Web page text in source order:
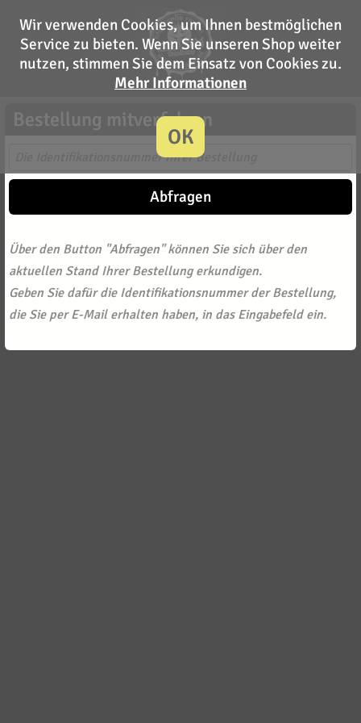
Bestellung mitverfolgen
Abfragen
Über den Button "Abfragen" können Sie sich über den
aktuellen Stand Ihrer Bestellung erkundigen.
Geben Sie dafür die Identifikationsnummer der Bestellung,
die Sie per E-Mail erhalten haben, in das Eingabefeld ein.
Wir verwenden Cookies, um Ihnen bestmöglichen
Service zu bieten. Wenn Sie unseren Shop weiter
nutzen, stimmen Sie dem Einsatz von Cookies zu.
Mehr Informationen
OK